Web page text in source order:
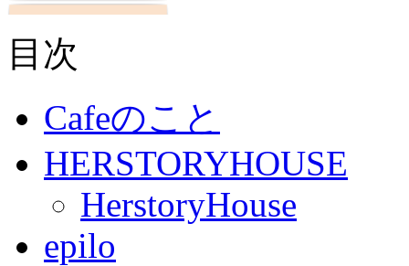
目次
Cafeのこと
HERSTORYHOUSE
HerstoryHouse
epilo